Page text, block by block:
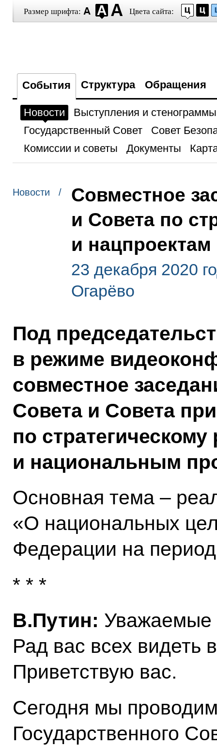
Размер шрифта: Цвета сайта:
События Структура Обращения
Новости
Выступления и стенограммы
Государственный Совет
Совет
Комиссии и советы
Документы
Новости /
Совместное
и Совета по
и нацпроектам
23 декабря 2020
Огарёво
Под
в режиме
совместное
Совета и Совета
по
и национальным
Основная тема –
«О национальных
Федерации на
* * *
В.Путин: Уважаемые
Рад вас всех видеть
Приветствую вас.
Сегодня мы
Государственного